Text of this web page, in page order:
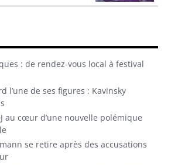
: de rendez-vous local à festival
l’une de ses figures : Kavinsky
au cœur d’une nouvelle polémique
se retire après des accusations